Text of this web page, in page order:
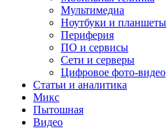
Мультимедиа
Ноутбуки и планшеты
Периферия
ПО и сервисы
Сети и серверы
Цифровое фото-видео
Статьи и аналитика
Микс
Пытошная
Видео